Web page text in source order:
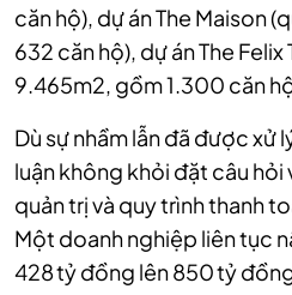
căn hộ), dự án The Maison
632 căn hộ), dự án The Felix
9.465m2, gồm 1.300 căn
Dù sự nhầm lẫn đã được xử
luận không khỏi đặt câu
quản trị và quy trình thanh
Một doanh nghiệp liên tục
428 tỷ đồng lên 850 tỷ